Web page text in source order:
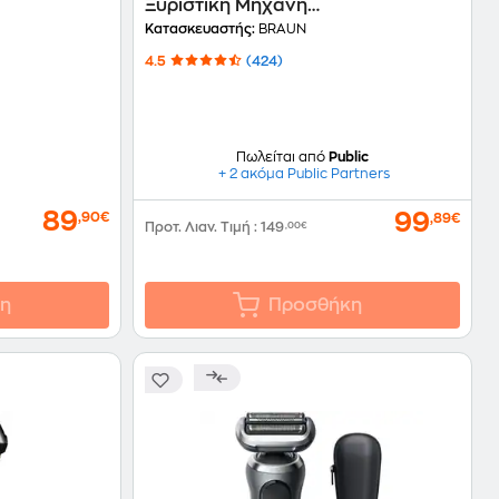
89,90€
Ξυριστική Μηχανή
Επαναφορτιζόμενη Μαύρο
Κατασκευαστής:BRAUN
4.5 (424)
Πωλείται από Public
+ 2 ακόμα Public Partners
Προτ. Λιαν. Τιμή : 149,00€ 99,89€
Προσθήκη